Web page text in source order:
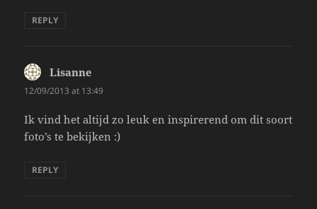
REPLY
Lisanne
12/09/2013 at 13:49
Ik vind het altijd zo leuk en inspirerend om dit soort
foto’s te bekijken :)
REPLY